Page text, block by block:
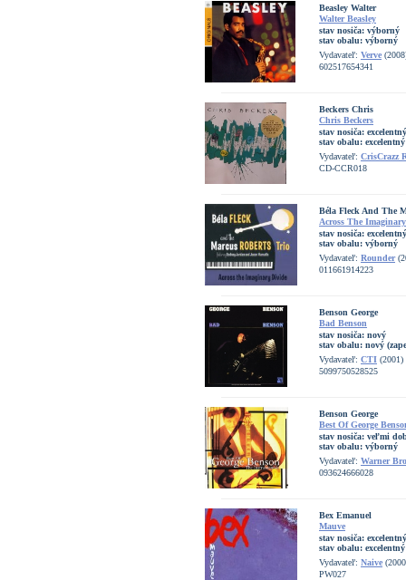
Beasley Walter
Walter Beasley
stav nosiča: výborný
stav obalu: výborný
Vydavateľ: Verve
602517654341
Beckers Chris
Chris Beckers
stav nosiča: excelentný
stav obalu: excelentný
Vydavateľ: CrisCrazz
CD-CCR018
Béla Fleck And The
Across The
stav nosiča: excelentný
stav obalu: výborný
Vydavateľ: Rounder
011661914223
Benson George
Bad Benson
stav nosiča: nový
stav obalu: nový
Vydavateľ: CTI (2001)
5099750528525
Benson George
Best Of George
stav nosiča: veľmi
stav obalu: výborný
Vydavateľ: Warner
093624666028
Bex Emanuel
Mauve
stav nosiča: excelentný
stav obalu: excelentný
Vydavateľ: Naive
PW027